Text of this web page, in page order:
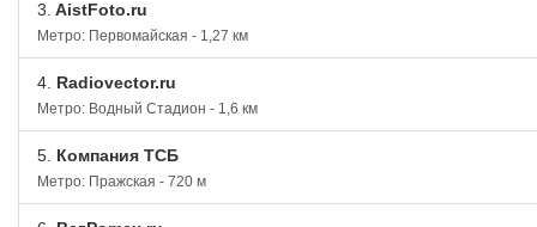
3. AistFoto.ru
Метро: Первомайская - 1,27 км
4. Radiovector.ru
Метро: Водный Стадион - 1,6 км
5. Компания ТСБ
Метро: Пражская - 720 м